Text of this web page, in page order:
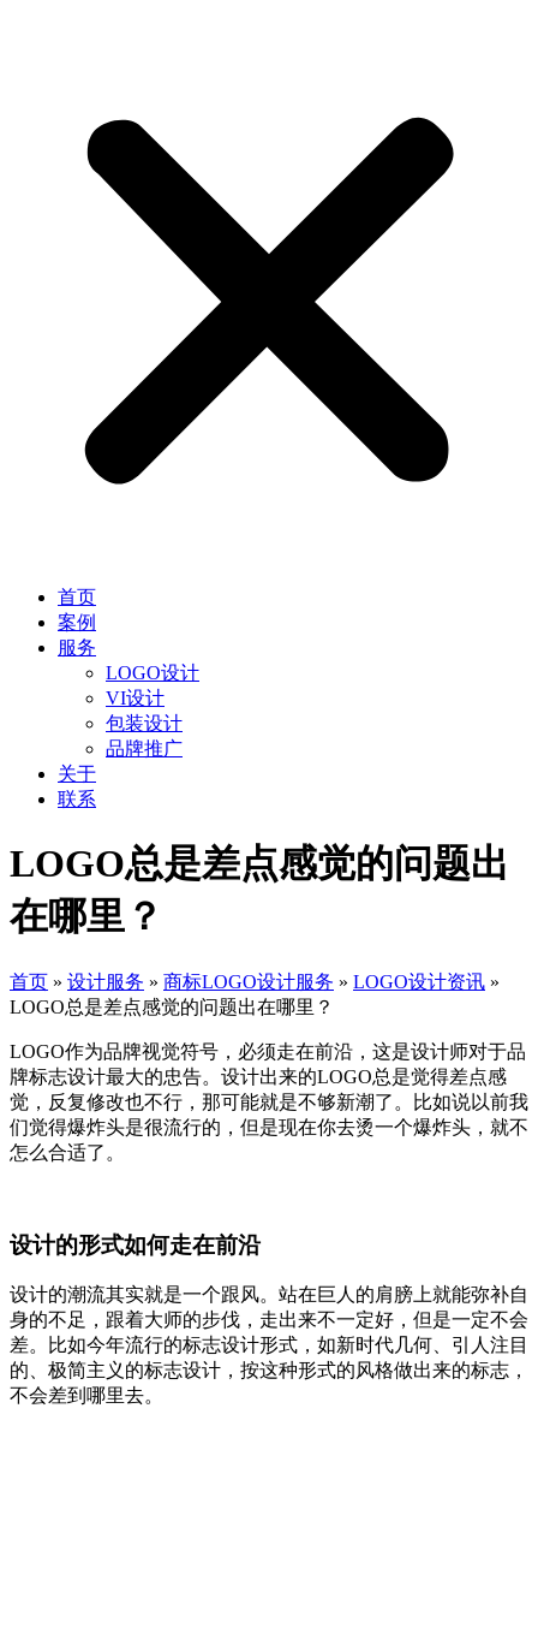
首页
案例
服务
LOGO设计
VI设计
包装设计
品牌推广
关于
联系
LOGO总是差点感觉的问题出
在哪里？
首页 » 设计服务 » 商标LOGO设计服务 » LOGO设计资讯 »
LOGO总是差点感觉的问题出在哪里？
LOGO作为品牌视觉符号，必须走在前沿，这是设计师对于品
牌标志设计最大的忠告。设计出来的LOGO总是觉得差点感
觉，反复修改也不行，那可能就是不够新潮了。比如说以前我
们觉得爆炸头是很流行的，但是现在你去烫一个爆炸头，就不
怎么合适了。
设计的形式如何走在前沿
设计的潮流其实就是一个跟风。站在巨人的肩膀上就能弥补自
身的不足，跟着大师的步伐，走出来不一定好，但是一定不会
差。比如今年流行的标志设计形式，如新时代几何、引人注目
的、极简主义的标志设计，按这种形式的风格做出来的标志，
不会差到哪里去。